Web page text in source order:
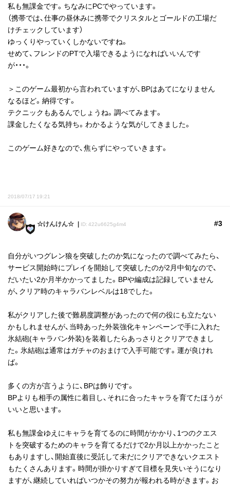
私も無課金です。ちなみにPCでやっています。
（携帯では、仕事の昼休みに携帯でクリスタルとゴールドの工場だ
けチェックしています）
ゆっくりやっていくしかないですね。
せめて、フレンドのPTで入場できるようになればいいんです
が・・・。
＞このゲーム最初から言われていますが、BPはあてになりません
なるほど。納得です。
テクニックもあるんでしょうね。調べてみます。
課金したくなる気持ち。わかるような気がしてきました。
このゲーム好きなので、焦らずにやっていきます。
2018/07/17 19:21
☆けんけん☆ ID: 422u6625g4m4 #3
自分がいつグレン狼を突破したのか気になったので調べてみたら、
サービス開始時にプレイを開始して突破したのが2月中旬なので、
だいたい2か月半かかってました。BPや編成は記録していません
が、クリア時のキャラバンレベルは18でした。
私がクリアした後で難易度調整があったので何の役にも立たない
かもしれませんが、当時あった外装強化キャンペーンで手に入れた
氷結砲(キャラバン外装)を装着したらあっさりとクリアできまし
た。氷結砲は通常はガチャのおまけで入手可能です。運が良けれ
ば。
多くの方が言うように、BPは飾りです。
BPよりも相手の属性に着目し、それに合ったキャラを育てたほうが
いいと思います。
私も無課金ゆえにキャラを育てるのに時間がかかり、1つのクエス
トを突破するためのキャラを育てるだけで2か月以上かかったこと
もありますし、開始直後に受託して未だにクリアできないクエスト
もたくさんあります。時間が掛かりすぎて目標を見失いそうになり
ますが、継続していればいつかその努力が報われる時がきます。お